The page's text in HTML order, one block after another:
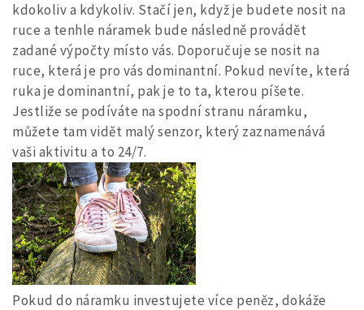
kdokoliv a kdykoliv. Stačí jen, když je budete nosit na
ruce a tenhle náramek bude následně provádět
zadané výpočty místo vás. Doporučuje se nosit na
ruce, která je pro vás dominantní. Pokud nevíte, která
ruka je dominantní, pak je to ta, kterou píšete.
Jestliže se podíváte na spodní stranu náramku,
můžete tam vidět malý senzor, který zaznamenává
vaši aktivitu a to 24/7.
Pokud do náramku investujete více peněz, dokáže